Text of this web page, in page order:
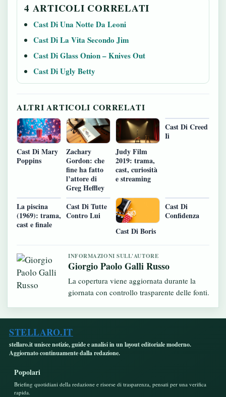
4 ARTICOLI CORRELATI
Cast Di Una Notte Da Leoni
Cast Di La Vita Secondo Jim
Cast Di Glass Onion – Knives Out
Cast Di Ugly Betty
ALTRI ARTICOLI CORRELATI
Cast Di Mary
Poppins
Zachary
Gordon: che
fine ha fatto
l’attore di
Greg Heffley
Judy Film
2019: trama,
cast, curiosità
e streaming
Cast Di Creed
Ii
La piscina
(1969): trama,
cast e finale
Cast Di Tutte
Contro Lui
Cast Di Boris
Cast Di
Confidenza
INFORMAZIONI SULL'AUTORE
Giorgio Paolo Galli Russo
La copertura viene aggiornata durante la
giornata con controllo trasparente delle fonti.
STELLARO.IT
stellaro.it unisce notizie, guide e analisi in un layout editoriale moderno.
Aggiornato continuamente dalla redazione.
Popolari
Briefing quotidiani della redazione e risorse di trasparenza, pensati per una verifica
rapida.